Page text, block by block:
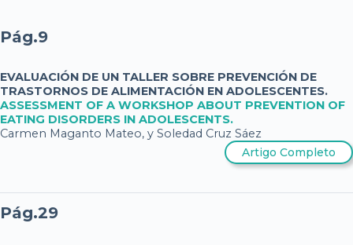
Pág.9
EVALUACIÓN DE UN TALLER SOBRE PREVENCIÓN DE
TRASTORNOS DE ALIMENTACIÓN EN ADOLESCENTES.
ASSESSMENT OF A WORKSHOP ABOUT PREVENTION OF
EATING DISORDERS IN ADOLESCENTS.
Carmen Maganto Mateo, y Soledad Cruz Sáez
Artigo Completo
Pág.29